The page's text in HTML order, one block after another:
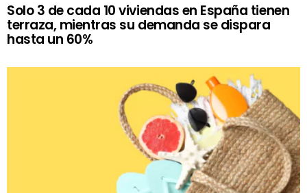
Solo 3 de cada 10 viviendas en España tienen
terraza, mientras su demanda se dispara
hasta un 60%